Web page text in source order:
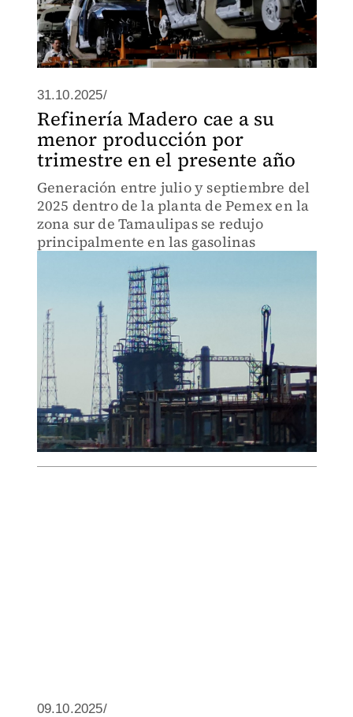
31.10.2025/
Refinería Madero cae a su
menor producción por
trimestre en el presente año
Generación entre julio y septiembre del
2025 dentro de la planta de Pemex en la
zona sur de Tamaulipas se redujo
principalmente en las gasolinas
09.10.2025/